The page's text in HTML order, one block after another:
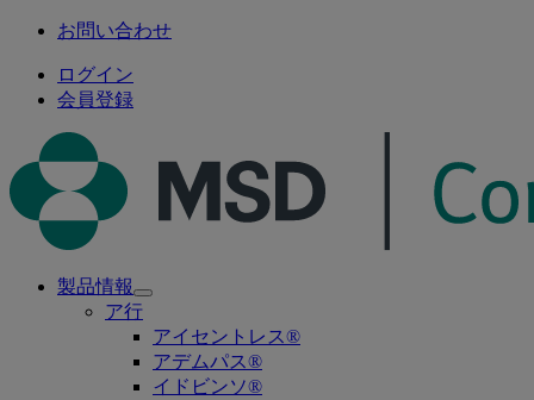
お問い合わせ
ログイン
会員登録
製品情報
Open
submenu
ア行
アイセントレス®
アデムパス®
イドビンソ®